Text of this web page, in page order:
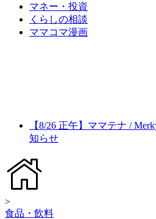
マネー・投資
くらしの相談
ママコマ漫画
【8/26 正午】ママテナ /
知らせ
>
食品・飲料